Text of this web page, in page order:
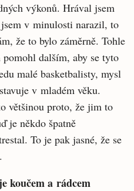
výkonů. Hrával jsem
v minulosti narazil, to
že to bylo záměrně. Tohle
dalším, aby se tyto
malé basketbalisty, mysl
v mladém věku.
většinou proto, že jim to
je někdo špatně
To je pak jasné, že se
koučem a rádcem